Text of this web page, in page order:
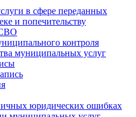
в сфере переданных
и попечительству
контроля
муниципальных услуг
юридических ошибках